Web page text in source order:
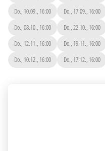
Do., 10.09., 16:00
Do., 17.09., 16:00
Do., 08.10., 16:00
Do., 22.10., 16:00
Do., 12.11., 16:00
Do., 19.11., 16:00
Do., 10.12., 16:00
Do., 17.12., 16:00